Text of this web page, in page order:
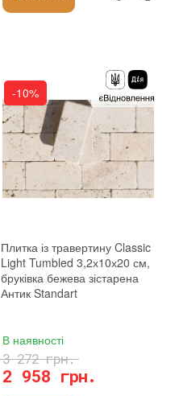
-10%
Плитка із травертину Classic
Light Tumbled 3,2х10х20 см,
бруківка бежева зістарена
Антик Standart
В наявності
2 958 грн.
3 272 грн.